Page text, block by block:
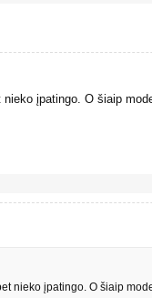
nieko įpatingo. O šiaip
nieko įpatingo. O šiaip